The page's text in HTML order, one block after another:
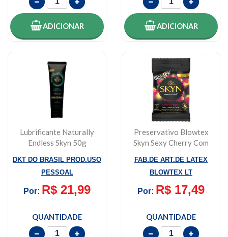
ADICIONAR ADICIONAR
Lubrificante Naturally
Endless Skyn 50g
DKT DO BRASIL PROD.USO
PESSOAL
Por: R$ 21,99
QUANTIDADE
Preservativo Blowtex
Skyn Sexy Cherry Com
FAB.DE ART.DE LATEX
BLOWTEX LT
Por: R$ 17,49
QUANTIDADE